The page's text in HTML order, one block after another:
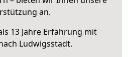
an.
13 Jahre Erfahrung mit
Ludwigsstadt.